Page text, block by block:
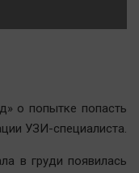
о попытке попасть
УЗИ-специалиста.
в груди появилась